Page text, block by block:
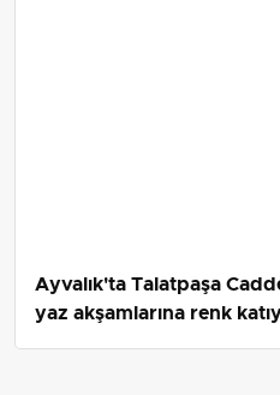
Ayvalık'ta Talatpaşa
yaz akşamlarına renk